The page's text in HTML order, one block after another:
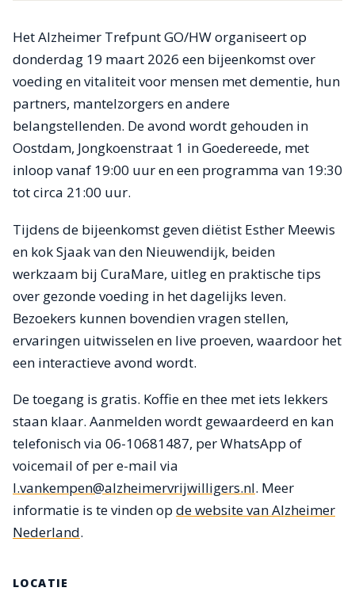
Het Alzheimer Trefpunt GO/HW organiseert op
donderdag 19 maart 2026 een bijeenkomst over
voeding en vitaliteit voor mensen met dementie, hun
partners, mantelzorgers en andere
belangstellenden. De avond wordt gehouden in
Oostdam, Jongkoenstraat 1 in Goedereede, met
inloop vanaf 19:00 uur en een programma van 19:30
tot circa 21:00 uur.
Tijdens de bijeenkomst geven diëtist Esther Meewis
en kok Sjaak van den Nieuwendijk, beiden
werkzaam bij CuraMare, uitleg en praktische tips
over gezonde voeding in het dagelijks leven.
Bezoekers kunnen bovendien vragen stellen,
ervaringen uitwisselen en live proeven, waardoor het
een interactieve avond wordt.
De toegang is gratis. Koffie en thee met iets lekkers
staan klaar. Aanmelden wordt gewaardeerd en kan
telefonisch via 06-10681487, per WhatsApp of
voicemail of per e-mail via
l.vankempen@alzheimervrijwilligers.nl. Meer
informatie is te vinden op de website van Alzheimer
Nederland.
LOCATIE